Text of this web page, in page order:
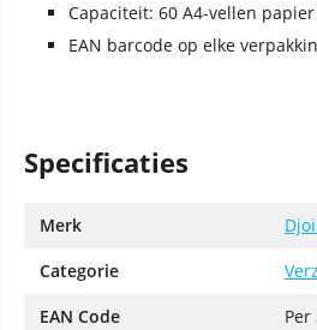
Capaciteit: 60 A4-vellen
EAN barcode op elke
Specificaties
Merk
Categorie
EAN Code
Per